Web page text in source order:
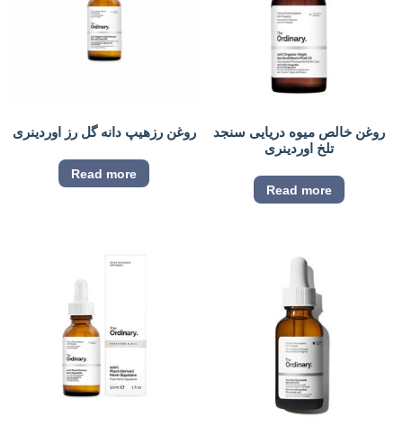
روغن خالص میوه دریایی سنجد
تلخ اوردینری
Read more
روغن رزهیپ دانه گل رز اوردینری
Read more